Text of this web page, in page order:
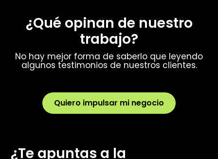
¿Qué opinan de nuestro
trabajo?
No hay mejor forma de saberlo que leyendo
algunos testimonios de nuestros clientes.
Quiero impulsar mi negocio
¿Te apuntas a la